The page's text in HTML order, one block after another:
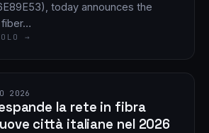
today announces the
fiber…
→
2026
la rete in fibra
città italiane nel 2026